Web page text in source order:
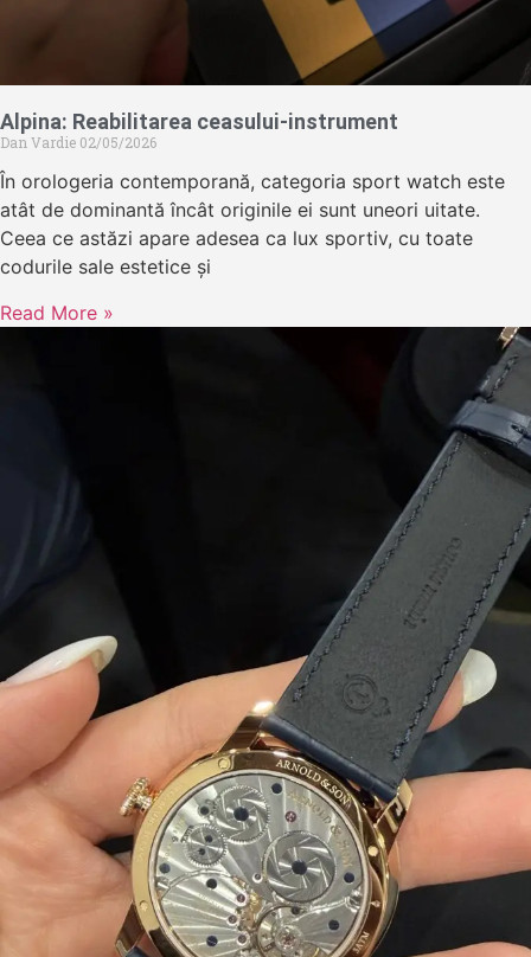
Alpina: Reabilitarea ceasului-instrument
Dan Vardie 02/05/2026
În orologeria contemporană, categoria sport watch este
atât de dominantă încât originile ei sunt uneori uitate.
Ceea ce astăzi apare adesea ca lux sportiv, cu toate
codurile sale estetice și
Read More »